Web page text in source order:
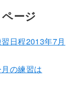
ージ
日程2013年7月
の練習は